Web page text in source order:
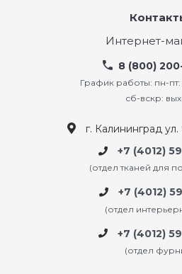
Интернет-
8 (800)
График работы: пн-
сб-вскр:
г. Калининград
+7 (4012)
(отдел тканей для
+7 (4012)
(отдел
+7 (4012)
(отдел